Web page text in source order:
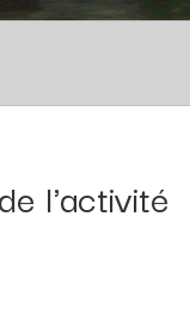
l'activité